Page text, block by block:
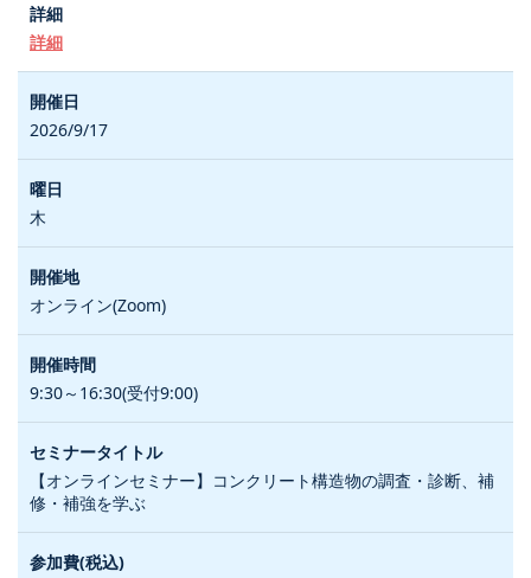
詳細
2026/9/17
木
オンライン(Zoom)
9:30～16:30(受付9:00)
【オンラインセミナー】コンクリート構造物の調査・診断、補
修・補強を学ぶ